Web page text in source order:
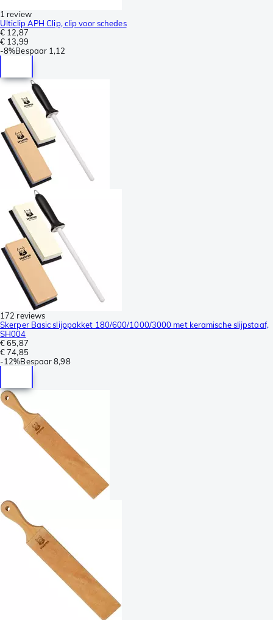
1 review
Ulticlip APH Clip, clip voor schedes
€ 12,87
€ 13,99
-8%Bespaar 1,12
172 reviews
Skerper Basic slijppakket 180/600/1000/3000 met keramische slijpstaaf,
SH004
€ 65,87
€ 74,85
-12%Bespaar 8,98